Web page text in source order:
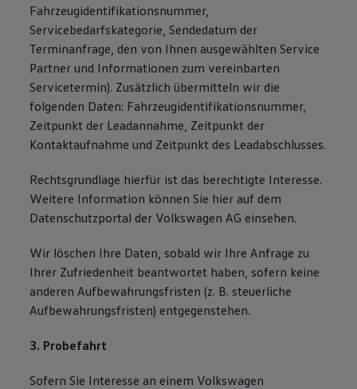
Fahrzeugidentifikationsnummer,
Servicebedarfskategorie, Sendedatum der
Terminanfrage, den von Ihnen ausgewählten Service
Partner und Informationen zum vereinbarten
Servicetermin). Zusätzlich übermitteln wir die
folgenden Daten: Fahrzeugidentifikationsnummer,
Zeitpunkt der Leadannahme, Zeitpunkt der
Kontaktaufnahme und Zeitpunkt des Leadabschlusses.
Rechtsgrundlage hierfür ist das berechtigte Interesse.
Weitere Information können Sie hier auf dem
Datenschutzportal der Volkswagen AG einsehen.
Wir löschen Ihre Daten, sobald wir Ihre Anfrage zu
Ihrer Zufriedenheit beantwortet haben, sofern keine
anderen Aufbewahrungsfristen (z. B. steuerliche
Aufbewahrungsfristen) entgegenstehen.
3. Probefahrt
Sofern Sie Interesse an einem Volkswagen